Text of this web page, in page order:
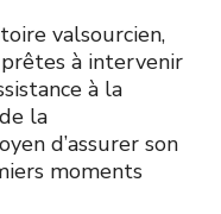
valsourcien,
à intervenir
à la
la
d’assurer son
moments